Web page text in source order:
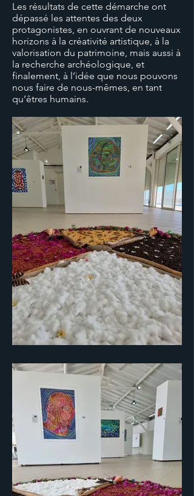
Les résultats de cette démarche ont
dépassé les attentes des deux
protagonistes, en ouvrant de nouveaux
horizons à la créativité artistique, à la
valorisation du patrimoine, mais aussi à
la recherche archéologique, et
finalement, à l’idée que nous pouvons
nous faire de nous-mêmes, en tant
qu’êtres humains.